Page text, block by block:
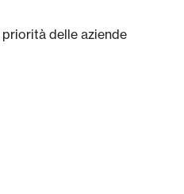
delle aziende